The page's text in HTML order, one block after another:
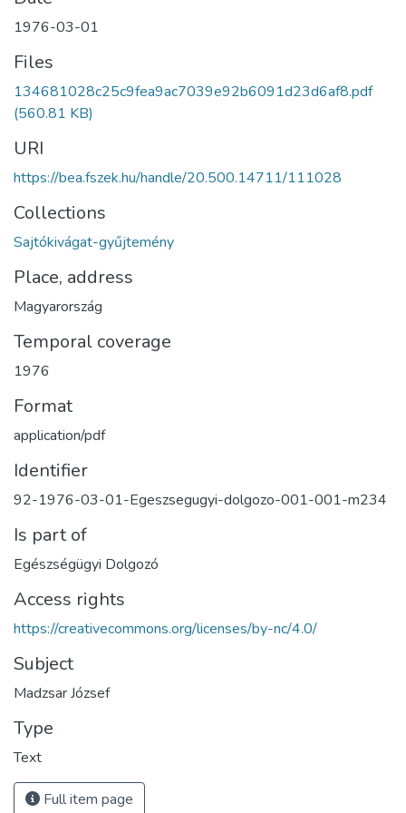
1976-03-01
Files
134681028c25c9fea9ac7039e92b6091d23d6af8.pdf
(560.81 KB)
URI
https://bea.fszek.hu/handle/20.500.14711/111028
Collections
Sajtókivágat-gyűjtemény
Place, address
Magyarország
Temporal coverage
1976
Format
application/pdf
Identifier
92-1976-03-01-Egeszsegugyi-dolgozo-001-001-m234
Is part of
Egészségügyi Dolgozó
Access rights
https://creativecommons.org/licenses/by-nc/4.0/
Subject
Madzsar József
Type
Text
Full item page